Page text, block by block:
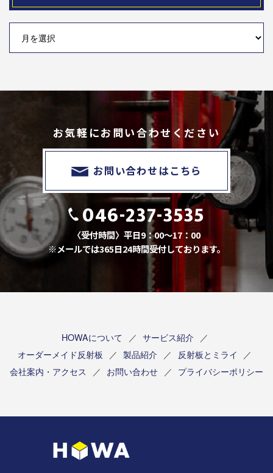
お気軽にお問い合わせください
お問い合わせはこちら
046-237-3535
〈受付時間〉平日9：00～17：00
※メールでは365日24時間受付しております。
HOWAについて
サービス紹介
オーダーメイド反射板
製品紹介
反射板とミライ
会社案内・アクセス
お問い合わせ プライバシーポリシー